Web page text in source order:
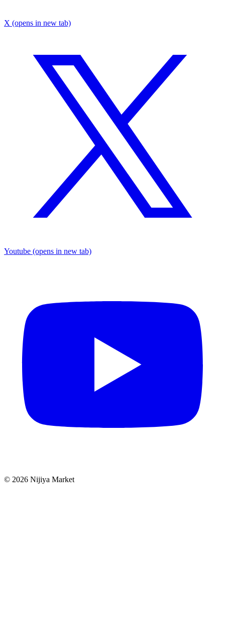
X (opens in new tab)
Youtube (opens in new tab)
© 2026 Nijiya Market